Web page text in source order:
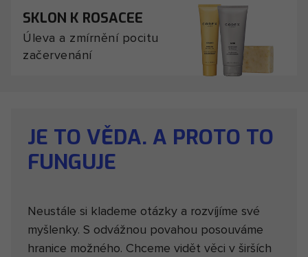
SKLON K ROSACEE
Úleva a zmírnění pocitu
začervenání
JE TO VĚDA. A PROTO TO
FUNGUJE
Neustále si klademe otázky a rozvíjíme své
myšlenky. S odvážnou povahou posouváme
hranice možného. Chceme vidět věci v širších